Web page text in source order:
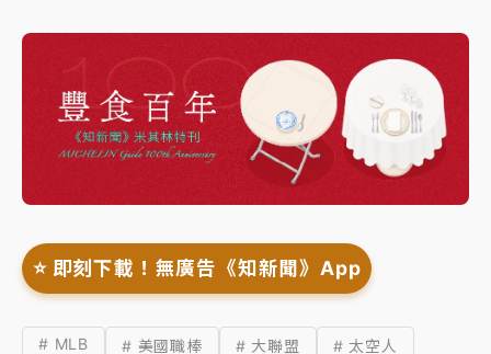
⭐️ 即刻下載！無廣告《知新聞》App
# MLB # 美國職棒 # 大聯盟 # 太空人